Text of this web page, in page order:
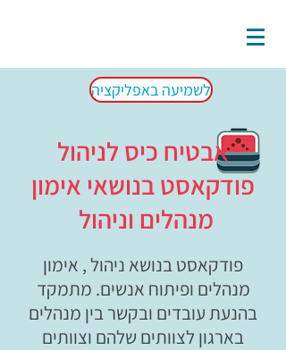
לשמיעה באפליקציה
אבטיח כיס לניהול
פודקאסט בנושאי אימון
מנהלים וניהול
פודקאסט בנושא ניהול , אימון
מנהלים ופיתוח אנשים. מתמקד
בהנעת עובדים ובקשר בין מנהלים
בארגון לצוותים שלהם וצוותים